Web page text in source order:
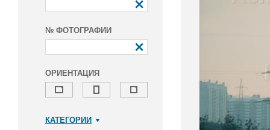
№ ФОТОГРАФИИ
ОРИЕНТАЦИЯ
КАТЕГОРИИ